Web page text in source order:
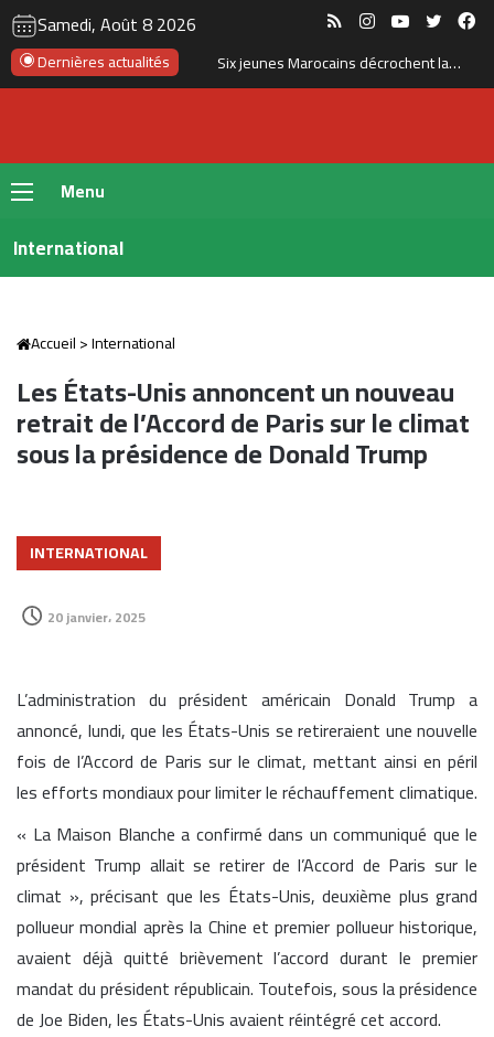
Samedi, Août 8 2026 RSS InstagramYouTube
Dernières actualités
Six jeunes Marocains décrochent la 2ᵉ place mondiale dans une compétition internationale de recherche mathématique
Menu
International
Accueil>International
Les États-Unis annoncent un nouveau
retrait de l’Accord de Paris sur le climat
sous la présidence de Donald Trump
INTERNATIONAL
20 janvier، 2025
L’administration du président américain Donald Trump a
annoncé, lundi, que les États-Unis se retireraient une nouvelle
fois de l’Accord de Paris sur le climat, mettant ainsi en péril
les efforts mondiaux pour limiter le réchauffement climatique.
« La Maison Blanche a confirmé dans un communiqué que le
président Trump allait se retirer de l’Accord de Paris sur le
climat », précisant que les États-Unis, deuxième plus grand
pollueur mondial après la Chine et premier pollueur historique,
avaient déjà quitté brièvement l’accord durant le premier
mandat du président républicain. Toutefois, sous la présidence
de Joe Biden, les États-Unis avaient réintégré cet accord.